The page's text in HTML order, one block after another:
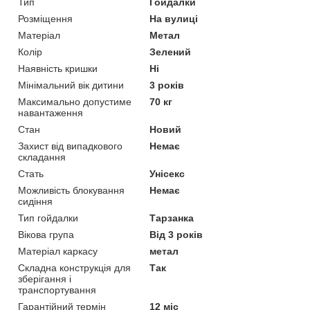
Розміщення
На вулиці
Матеріал
Метал
Колір
Зелений
Наявність кришки
Ні
Мінімальний вік дитини
3 років
Максимально допустиме
навантаження
70 кг
Стан
Новий
Захист від випадкового
складання
Немає
Стать
Унісекс
Можливість блокування
сидіння
Немає
Тип гойдалки
Тарзанка
Вікова група
Від 3 років
Матеріал каркасу
метал
Складна конструкція для
зберігання і
транспортування
Так
Гарантійний термін 12 міс